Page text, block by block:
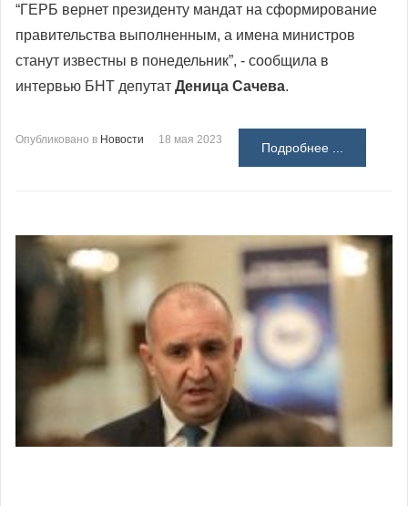
“ГЕРБ вернет президенту мандат на сформирование
правительства выполненным, а имена министров
станут известны в понедельник”, - сообщила в
интервью БНТ депутат Деница Сачева.
Опубликовано в Новости 18 мая 2023
Подробнее ...